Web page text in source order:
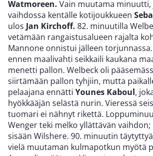
Watmoreen. Vain muutama minuutti,
vaihdossa kentälle kotijoukkueen
ulos Jan Kirchoff. 82. minuutilla
vetämään rangaistusalueen rajalta
Mannone onnistui jälleen
ennen maalivahti seikkaili kaukana
menetti pallon. Welbeck oli
siirtämään pallon tyhjiin, mutta
pelaajana ennätti Younes Kaboul,
hyökkääjän selästä nurin. Vieressä
tuomari ei nähnyt rikettä.
Wenger teki melko yllättävän vaihdon;
sisään Wilshere. 90. minuutin
vielä muutaman kulmapotkun myötä